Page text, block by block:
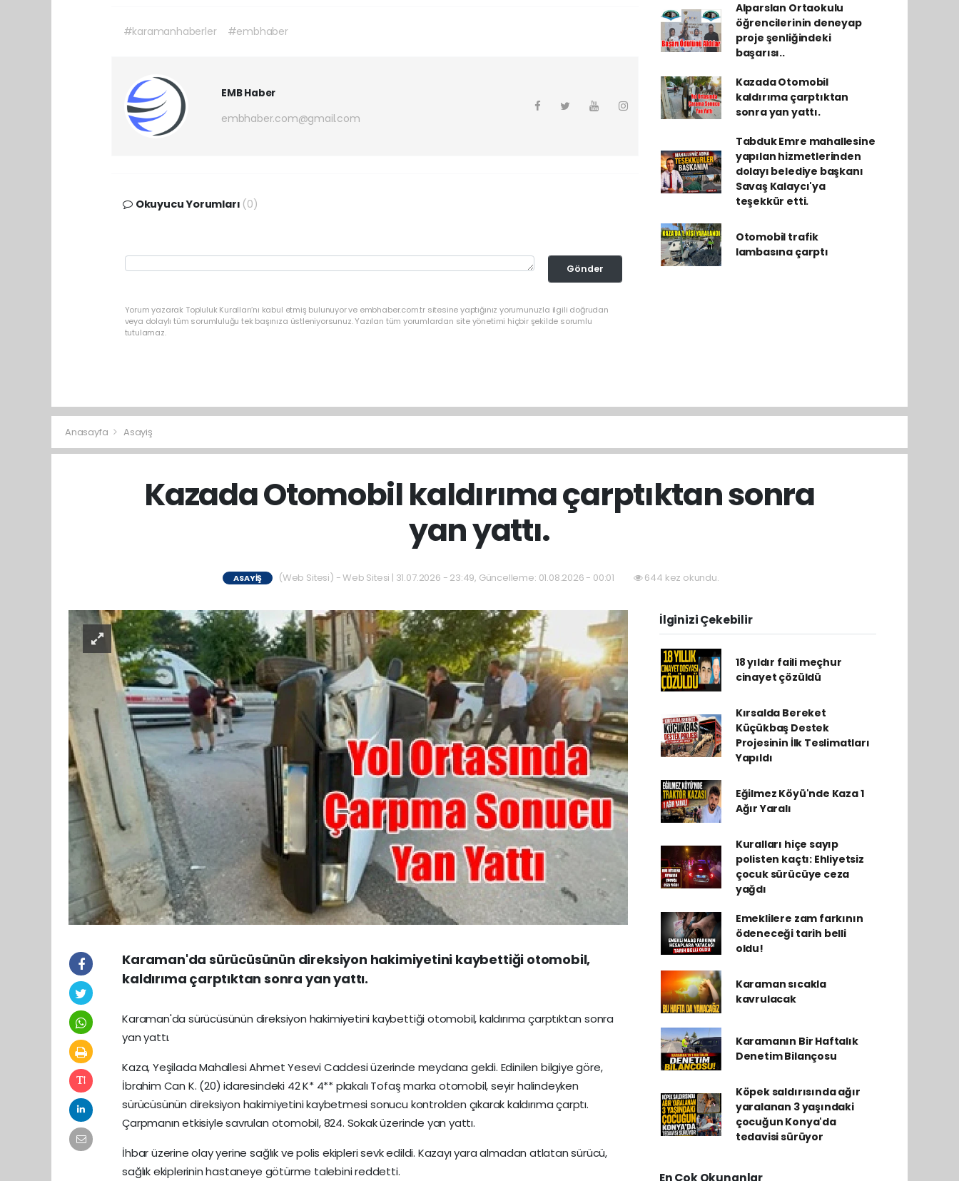
#karamanhaberler #embhaber
EMB Haber
embhaber.com@gmail.com
Okuyucu Yorumları (0)
Gönder
Yorum yazarak Topluluk Kuralları’nı kabul etmiş bulunuyor ve embhaber.com.tr sitesine yaptığınız yorumunuzla ilgili doğrudan
veya dolaylı tüm sorumluluğu tek başınıza üstleniyorsunuz. Yazılan tüm yorumlardan site yönetimi hiçbir şekilde sorumlu
tutulamaz.
Alparslan Ortaokulu
öğrencilerinin deneyap
proje şenliğindeki
başarısı..
Kazada Otomobil
kaldırıma çarptıktan
sonra yan yattı.
Tabduk Emre mahallesine
yapılan hizmetlerinden
dolayı belediye başkanı
Savaş Kalaycı'ya
teşekkür etti.
Otomobil trafik
lambasına çarptı
Anasayfa Asayiş
Kazada Otomobil kaldırıma çarptıktan sonra
yan yattı.
ASAYIŞ (Web Sitesi) - Web Sitesi | 31.07.2026 - 23:49, Güncelleme: 01.08.2026 - 00:01 644 kez okundu.
Karaman'da sürücüsünün direksiyon hakimiyetini kaybettiği otomobil,
kaldırıma çarptıktan sonra yan yattı.
Karaman'da sürücüsünün direksiyon hakimiyetini kaybettiği otomobil, kaldırıma çarptıktan sonra
yan yattı.
Kaza, Yeşilada Mahallesi Ahmet Yesevi Caddesi üzerinde meydana geldi. Edinilen bilgiye göre,
İbrahim Can K. (20) idaresindeki 42 K* 4** plakalı Tofaş marka otomobil, seyir halindeyken
sürücüsünün direksiyon hakimiyetini kaybetmesi sonucu kontrolden çıkarak kaldırıma çarptı.
Çarpmanın etkisiyle savrulan otomobil, 824. Sokak üzerinde yan yattı.
İhbar üzerine olay yerine sağlık ve polis ekipleri sevk edildi. Kazayı yara almadan atlatan sürücü,
sağlık ekiplerinin hastaneye götürme talebini reddetti.
İlginizi Çekebilir
18 yıldır faili meçhur
cinayet çözüldü
Kırsalda Bereket
Küçükbaş Destek
Projesinin İlk Teslimatları
Yapıldı
Eğilmez Köyü'nde Kaza 1
Ağır Yaralı
Kuralları hiçe sayıp
polisten kaçtı: Ehliyetsiz
çocuk sürücüye ceza
yağdı
Emeklilere zam farkının
ödeneceği tarih belli
oldu!
Karaman sıcakla
kavrulacak
Karamanın Bir Haftalık
Denetim Bilançosu
Köpek saldırısında ağır
yaralanan 3 yaşındaki
çocuğun Konya'da
tedavisi sürüyor
En Çok Okunanlar